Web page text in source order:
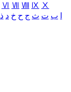
Ⅵ Ⅶ Ⅷ Ⅸ Ⅹ
ب ت ث ج ح خ د ذ